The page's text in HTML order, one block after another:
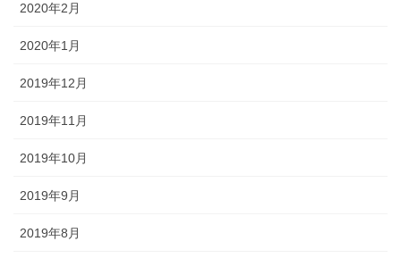
2020年2月
2020年1月
2019年12月
2019年11月
2019年10月
2019年9月
2019年8月